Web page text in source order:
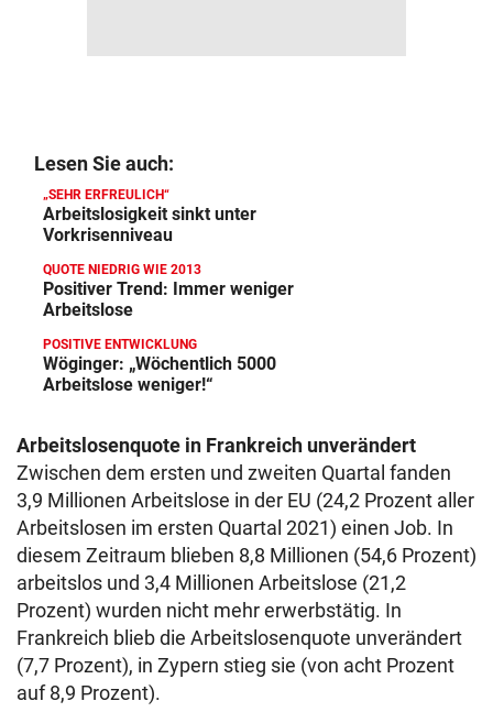
Lesen Sie auch:
„SEHR ERFREULICH“
Arbeitslosigkeit sinkt unter
Vorkrisenniveau
QUOTE NIEDRIG WIE 2013
Positiver Trend: Immer weniger
Arbeitslose
POSITIVE ENTWICKLUNG
Wöginger: „Wöchentlich 5000
Arbeitslose weniger!“
Arbeitslosenquote in Frankreich unverändert
Zwischen dem ersten und zweiten Quartal fanden
3,9 Millionen Arbeitslose in der EU (24,2 Prozent aller
Arbeitslosen im ersten Quartal 2021) einen Job. In
diesem Zeitraum blieben 8,8 Millionen (54,6 Prozent)
arbeitslos und 3,4 Millionen Arbeitslose (21,2
Prozent) wurden nicht mehr erwerbstätig. In
Frankreich blieb die Arbeitslosenquote unverändert
(7,7 Prozent), in Zypern stieg sie (von acht Prozent
auf 8,9 Prozent).